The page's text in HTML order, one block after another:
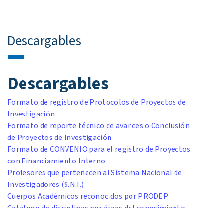
Descargables
Descargables
Formato de registro de Protocolos de Proyectos de
Investigación
Formato de reporte técnico de avances o Conclusión
de Proyectos de Investigación
Formato de CONVENIO para el registro de Proyectos
con Financiamiento Interno
Profesores que pertenecen al Sistema Nacional de
Investigadores (S.N.I.)
Cuerpos Académicos reconocidos por PRODEP